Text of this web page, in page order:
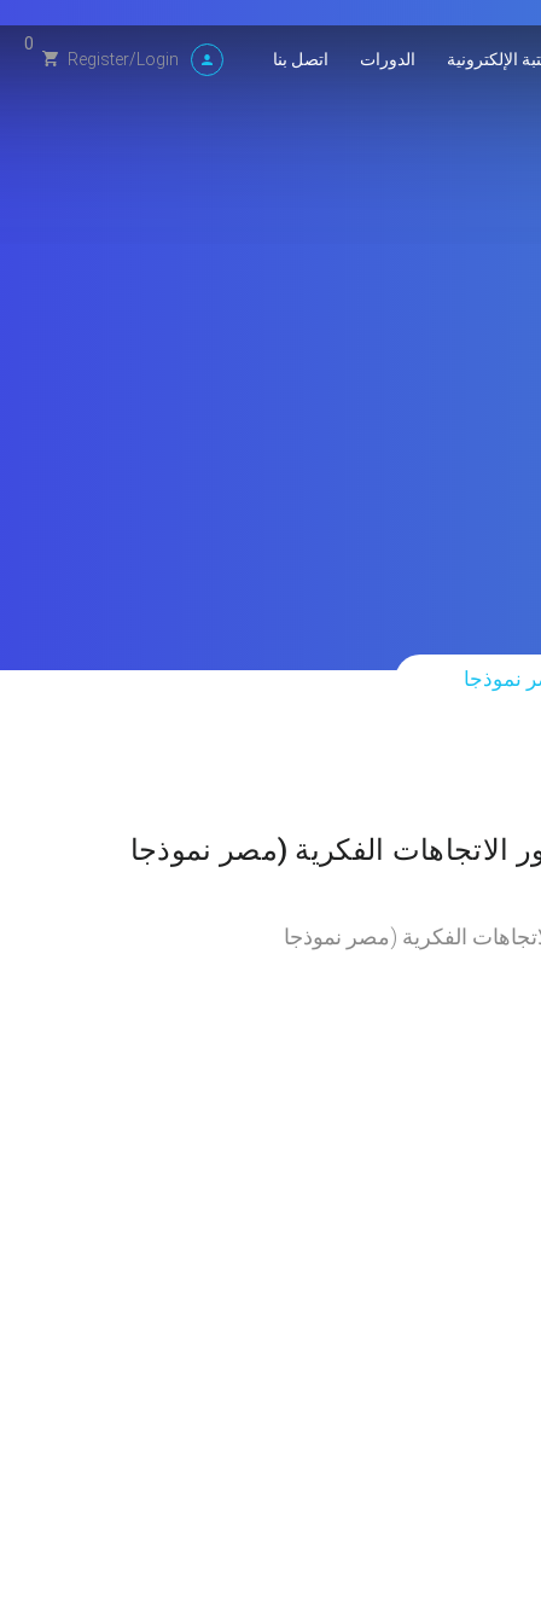
الإلكترونية الدورات اتصل بنا Register/Login
0
نموذجا
الفكرية (مصر نموذجا
الفكرية (مصر نموذجا